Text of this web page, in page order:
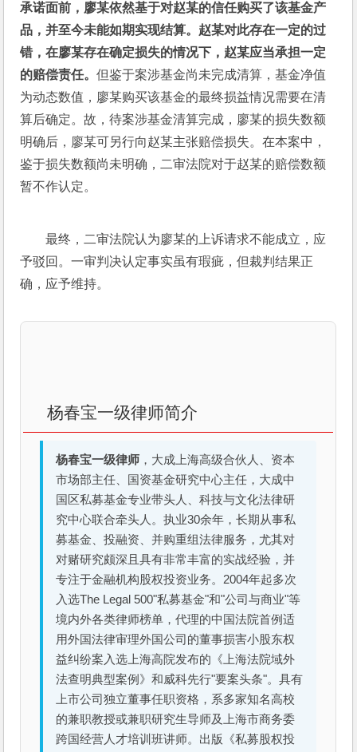
承诺面前，廖某依然基于对赵某的信任购买了该基金产
品，并至今未能如期实现结算。赵某对此存在一定的过
错，在廖某存在确定损失的情况下，赵某应当承担一定
的赔偿责任。但鉴于案涉基金尚未完成清算，基金净值
为动态数值，廖某购买该基金的最终损益情况需要在清
算后确定。故，待案涉基金清算完成，廖某的损失数额
明确后，廖某可另行向赵某主张赔偿损失。在本案中，
鉴于损失数额尚未明确，二审法院对于赵某的赔偿数额
暂不作认定。
最终，二审法院认为廖某的上诉请求不能成立，应
予驳回。一审判决认定事实虽有瑕疵，但裁判结果正
确，应予维持。
杨春宝一级律师简介
杨春宝一级律师 ，大成上海高级合伙人、资本
市场部主任、国资基金研究中心主任，大成中
国区私募基金专业带头人、科技与文化法律研
究中心联合牵头人。执业30余年，长期从事私
募基金、投融资、并购重组法律服务，尤其对
对赌研究颇深且具有非常丰富的实战经验，并
专注于金融机构股权投资业务。2004年起多次
入选The Legal 500"私募基金"和"公司与商业"等
境内外各类律师榜单，代理的中国法院首例适
用外国法律审理外国公司的董事损害小股东权
益纠纷案入选上海高院发布的《上海法院域外
法查明典型案例》和威科先行"要案头条"。具有
上市公司独立董事任职资格，系多家知名高校
的兼职教授或兼职研究生导师及上海市商务委
跨国经营人才培训班讲师。出版《私募股权投